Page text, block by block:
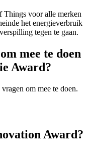
Things voor alle merken
het energieverbruik
tegen te gaan.
mee te doen
Award?
om mee te doen.
Award?